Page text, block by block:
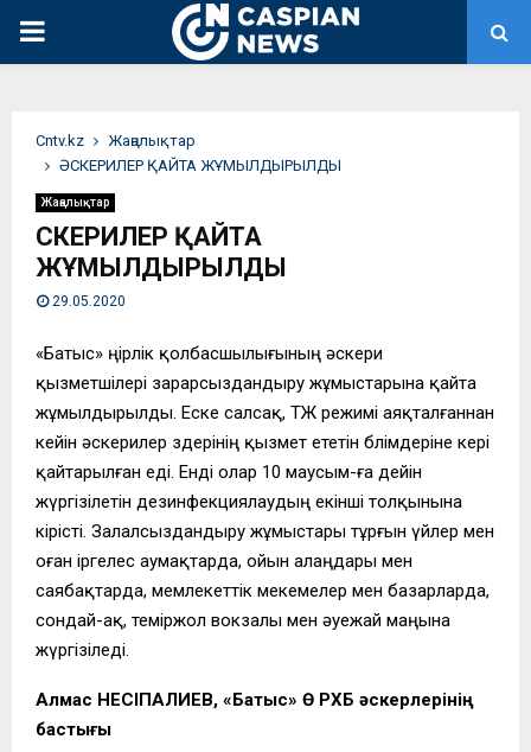
PRIMARY
Сntv.kz
Жаңалықтар
ӘСКЕРИЛЕР ҚАЙТА ЖҰМЫЛДЫРЫЛДЫ
Жаңалықтар
ӘСКЕРИЛЕР ҚАЙТА
ЖҰМЫЛДЫРЫЛДЫ
29.05.2020
«Батыс» өңірлік қолбасшылығының әскери
қызметшілері зарарсыздандыру жұмыстарына қайта
жұмылдырылды. Еске салсақ, ТЖ режимі аяқталғаннан
кейін әскерилер өздерінің қызмет ететін бөлімдеріне кері
қайтарылған еді. Енді олар 10 маусым-ға дейін
жүргізілетін дезинфекциялаудың екінші толқынына
кірісті. Залалсыздандыру жұмыстары тұрғын үйлер мен
оған іргелес аумақтарда, ойын алаңдары мен
саябақтарда, мемлекеттік мекемелер мен базарларда,
сондай-ақ, теміржол вокзалы мен әуежай маңына
жүргізіледі.
Алмас НЕСІПҚАЛИЕВ, «Батыс» ӨҚ РХБ әскерлерінің
бастығы